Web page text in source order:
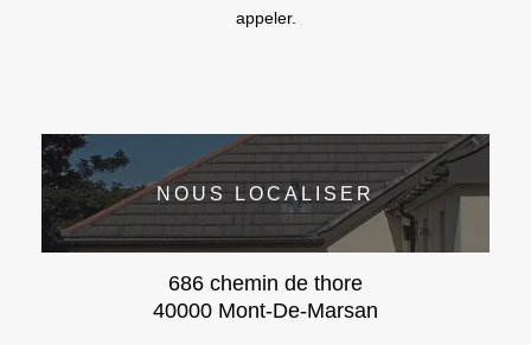
appeler.
NOUS LOCALISER
686 chemin de thore
40000 Mont-De-Marsan